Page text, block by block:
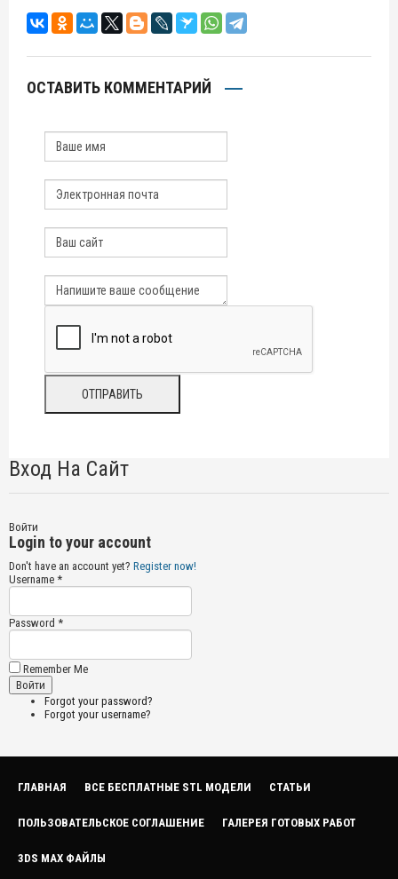
ОСТАВИТЬ КОММЕНТАРИЙ
Вход На Сайт
Войти
Login to your account
Don't have an account yet? Register now!
Username *
Password *
Remember Me
Forgot your password?
Forgot your username?
ГЛАВНАЯ ВСЕ БЕСПЛАТНЫЕ STL МОДЕЛИ СТАТЬИ
ПОЛЬЗОВАТЕЛЬСКОЕ СОГЛАШЕНИЕ ГАЛЕРЕЯ ГОТОВЫХ РАБОТ
3DS MAX ФАЙЛЫ